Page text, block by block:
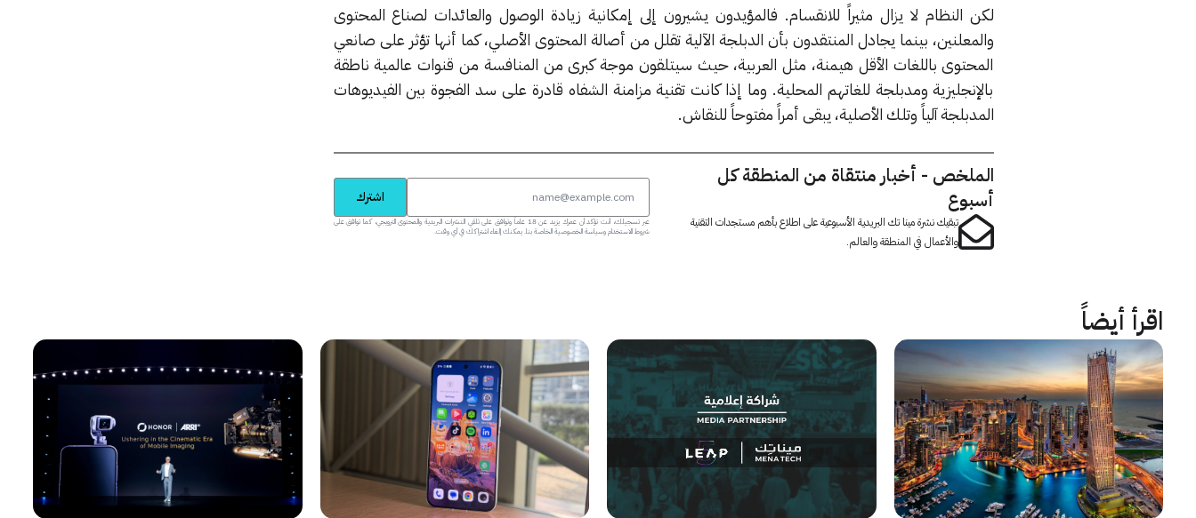
لكن النظام لا يزال مثيراً للانقسام. فالمؤيدون يشيرون إلى إمكانية زيادة الوصول والعائدات لصناع المحتوى
والمعلنين، بينما يجادل المنتقدون بأن الدبلجة الآلية تقلل من أصالة المحتوى الأصلي، كما أنها تؤثر على صانعي
المحتوى باللغات الأقل هيمنة، مثل العربية، حيث سيتلقون موجة كبرى من المنافسة من قنوات عالمية ناطقة
بالإنجليزية ومدبلجة للغاتهم المحلية. وما إذا كانت تقنية مزامنة الشفاه قادرة على سد الفجوة بين الفيديوهات
المدبلجة آلياً وتلك الأصلية، يبقى أمراً مفتوحاً للنقاش.
الملخص - أخبار منتقاة من المنطقة كل
أسبوع
تبقيك نشرة مينا تك البريدية الأسبوعية على اطلاع بأهم مستجدات التقنية
والأعمال في المنطقة والعالم.
اشترك
عبر تسجيلك، أنت تؤكد أن عمرك يزيد عن 18 عاماً وتوافق على تلقي النشرات البريدية والمحتوى الترويجي، كما توافق على
شروط الاستخدام وسياسة الخصوصية الخاصة بنا. يمكنك إلغاء اشتراكك في أي وقت.
اقرأ أيضاً